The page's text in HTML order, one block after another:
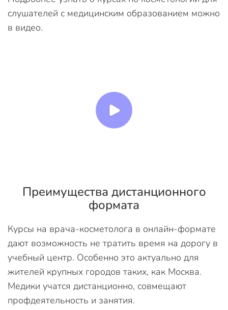
слушателей с медицинским образованием можно
в видео.
Преимущества дистанционного
формата
Курсы на врача-косметолога в онлайн-формате
дают возможность не тратить время на дорогу в
учебный центр. Особенно это актуально для
жителей крупных городов таких, как Москва.
Медики учатся дистанционно, совмещают
профдеятельность и занятия.